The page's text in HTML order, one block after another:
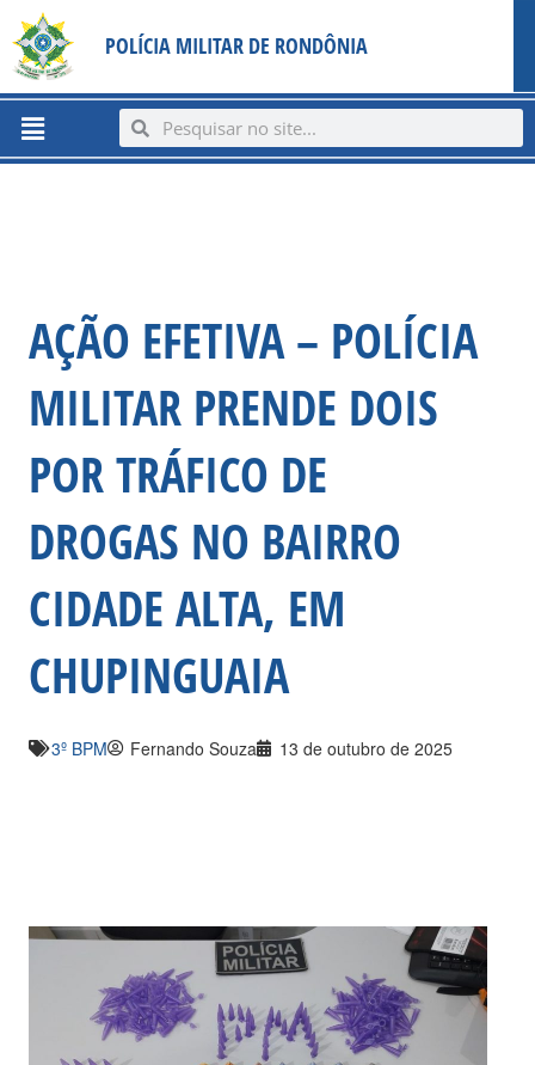
content
para
conteúdo
POLÍCIA MILITAR DE RONDÔNIA
Menu SearchSearch
AÇÃO EFETIVA – POLÍCIA
MILITAR PRENDE DOIS
POR TRÁFICO DE
DROGAS NO BAIRRO
CIDADE ALTA, EM
CHUPINGUAIA
3º BPM Fernando Souza 13 de outubro de 2025